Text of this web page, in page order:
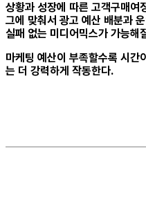
상황과 성장에 따른 고객구매여
그에 맞춰서 광고 예산 배분과
실패 없는 미디어믹스가 가능해
마케팅 예산이 부족할수록 시
는 더 강력하게 작동한다.